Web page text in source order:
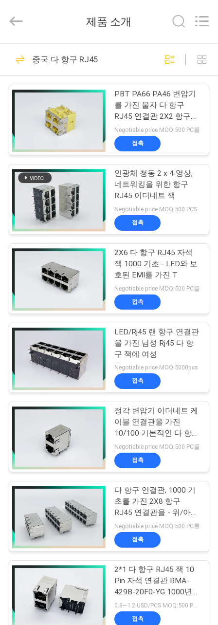
제
우
리
하
여
장
여
행
질
관
연
락
요
VR
SHOW
사
Dongguan
Penghui
Ltd..
Reserved.
rj45 모듈라 잭
82
RJ45 이더네트 잭
34
자석 RJ45 잭
33
RJ11 RJ45 잭
21
90도 rj45
16
SMD RJ45
25
제품 소개
중국 다 항구 RJ45
PBT PA66 PA46 변압기
를 가진 물자 다 항구
RJ45 연결관 2X2 항구
180 도
Negotiable price MOQ:500 PC를
접촉
인광체 청동 2 x 4 영상,
네트워킹을 위한 항구
RJ45 이더네트 잭
Negotiable price MOQ:500 PCS
접촉
2X6 다 항구 RJ45 자석
잭 1000 기초 - LED와 보
호된 EMI를 가진 T
Negotiable price MOQ:500 PC를
접촉
LED/Rj45 랜 항구 연결관
을 가진 남성 Rj45 다 항
구 잭에 여성
Negotiable price MOQ:5000pcs
접촉
정각 변압기 이더네트 케
이블 연결관을 가진
10/100 기본적인 다 항구
RJ45 모듈라 잭;
Negotiable price MOQ:500 PC를
접촉
다 항구 연결관, 1000 기
초를 가진 2X8 항구
RJ45 연결관을 - 위/아래
T에 의하여 통합된 자기
학 탭 보호하십시오
Negotiable price MOQ:500 PC를
접촉
2*1 다 항구 RJ45 잭 10
Pin 자석 연결관 RMA-
429B-20F0-YG 1000년
Mbps
접촉